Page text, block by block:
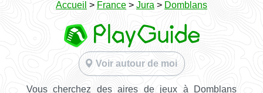
Accueil > France > Jura > Domblans
Voir autour de moi
Vous cherchez des aires de jeux à Domblans